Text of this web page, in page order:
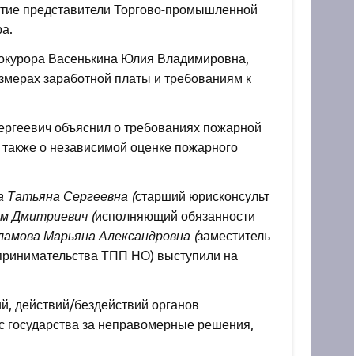
представители Торгово-промышленной
Васенькина Юлия Владимировна,
заработной платы и требованиям к
объяснил о требованиях пожарной
о независимой оценке пожарного
Татьяна Сергеевна (старший юрисконсульт
Дмитриевич (исполняющий обязанности
Марьяна Александровна (заместитель
ТПП НО) выступили на
действий/бездействий органов
государства за неправомерные решения,